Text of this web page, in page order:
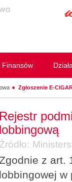
Finansów
Zgłoszenie E-
Rejestr
lobbingową
Źródło:
z art.
lobbingowej w